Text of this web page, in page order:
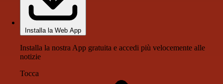
Installa la Web App
Installa la nostra App gratuita e accedi più velocemente alle
notizie
Tocca